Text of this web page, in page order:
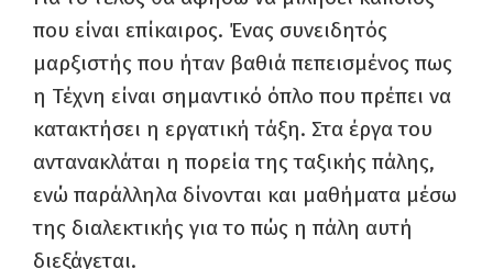
που είναι επίκαιρος. Ένας συνειδητός
μαρξιστής που ήταν βαθιά πεπεισμένος πως
η Τέχνη είναι σημαντικό όπλο που πρέπει να
κατακτήσει η εργατική τάξη. Στα έργα του
αντανακλάται η πορεία της ταξικής πάλης,
ενώ παράλληλα δίνονται και μαθήματα μέσω
της διαλεκτικής για το πώς η πάλη αυτή
διεξάγεται.